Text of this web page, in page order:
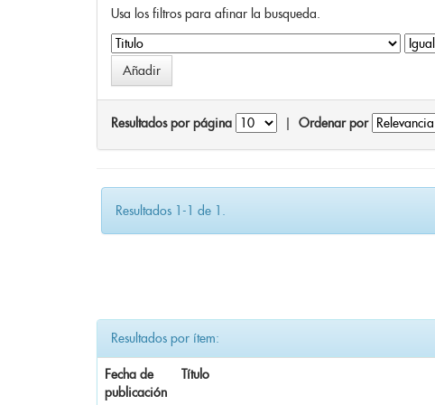
Usa los filtros para afinar la busqueda.
Resultados por página Ordenar por
Resultados 1-1 de 1.
Resultados por ítem:
Fecha de
publicación
Título